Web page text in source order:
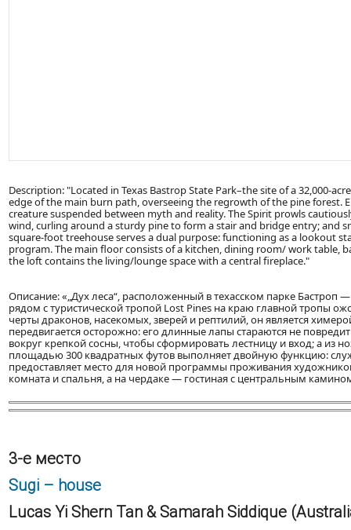
Description: "Located in Texas Bastrop State Park–the site of a 32,000-
edge of the main burn path, overseeing the regrowth of the pine forest.
creature suspended between myth and reality. The Spirit prowls
wind, curling around a sturdy pine to form a stair and bridge entry; and
square-foot treehouse serves a dual purpose: functioning as a lookout
program. The main floor consists of a kitchen, dining room/ work
the loft contains the living/lounge space with a central fireplace."
Описание: «„Дух леса“, расположенный в техасском парке
рядом с туристической тропой Lost Pines на краю главной тропы
черты драконов, насекомых, зверей и рептилий, он является
передвигается осторожно: его длинные лапы стараются не
вокруг крепкой сосны, чтобы сформировать лестницу и вход; а из
площадью 300 квадратных футов выполняет двойную функцию:
предоставляет место для новой программы проживания
комната и спальня, а на чердаке — гостиная с центральным
3-е место
Sugi – house
Lucas Yi Shern Tan & Samarah Siddique